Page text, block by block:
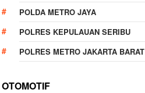
POLDA METRO JAYA
POLRES KEPULAUAN SERIBU
POLRES METRO JAKARTA BARAT
OTOMOTIF